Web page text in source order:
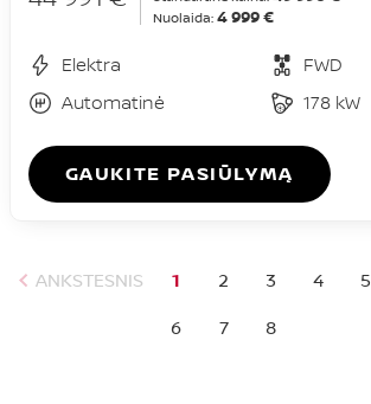
Nuolaida: 4 999 €
Elektra
FWD
Automatinė
178 kW
GAUKITE PASIŪLYMĄ
ANKSTESNIS 1 2 3 4
5
6
7 8